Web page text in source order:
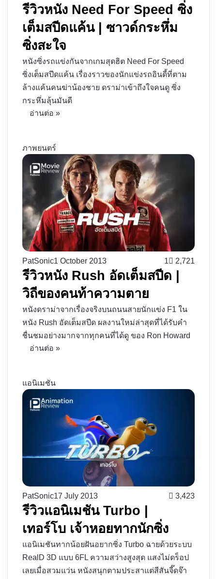
รีวิวหนัง Need For Speed ซิ่ง
เต็มสปีดแค้น | ซาวด์กระหึ่ม
ซิ่งสะใจ
หนังซิ่งรถแข่งกันจากเกมสุดฮิต Need For Speed
ซิ่งเต็มสปีดแค้น เรื่องราวของนักแข่งรถอินดี้ที่ตาม
ล้างแค้นคนฆ่าน้องชาย ดราม่าเข้าถึงใจคนดู ซิ่ง
กระหึ่มลุ้นมันดี
อ่านต่อ »
ภาพยนตร์
PatSonic1 October 2013 1 2,721
รีวิวหนัง Rush อัดเต็มสปีด |
วิถีของคนท้าความตาย
หนังดราม่าจากเรื่องจริงบนถนนสายนักแข่ง F1 ใน
หนัง Rush อัดเต็มสปีด ผลงานใหม่ล่าสุดที่ได้รับคำ
ชื่นชมอย่างมากจากทุกคนที่ได้ดู ของ Ron Howard
อ่านต่อ »
แอนิเมชัน
PatSonic17 July 2013 3,423
รีวิวแอนิเมชัน Turbo |
เทอร์โบ เจ้าหอยทากนักซิ่ง
แอนิเมชันทากน้อยฝันอยากซิ่ง Turbo ฉายด้วยระบบ
RealD 3D แบบ 6FL ความสว่างสูงสุด แสงไม่ดร็อป
เลยเมื่อสวมแว่น หนังสนุกตามประสาแต่สีสันจี๊ดจ๊า